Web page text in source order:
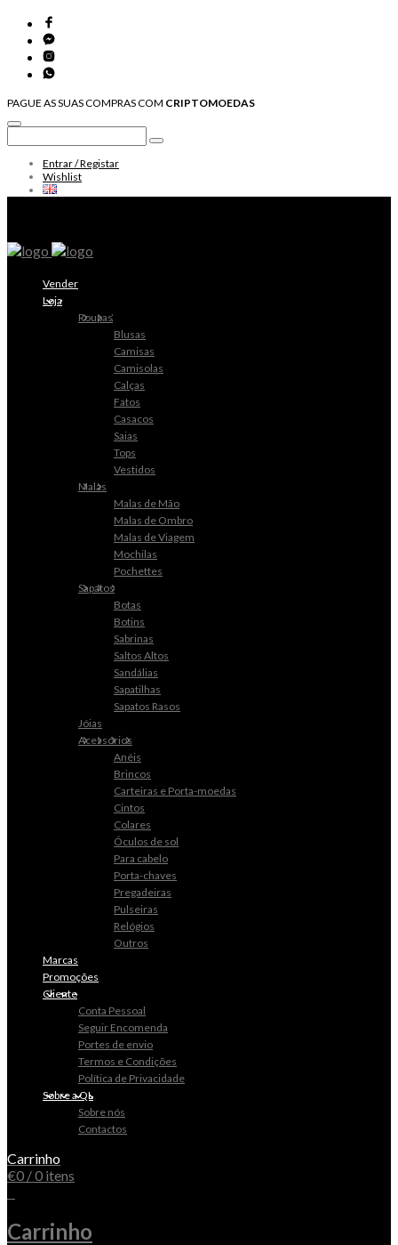
PAGUE AS SUAS COMPRAS COM CRIPTOMOEDAS
Entrar / Registar
Wishlist
Vender
Loja
Roupas
Blusas
Camisas
Camisolas
Calças
Fatos
Casacos
Saias
Tops
Vestidos
Malas
Malas de Mão
Malas de Ombro
Malas de Viagem
Mochilas
Pochettes
Sapatos
Botas
Botins
Sabrinas
Saltos Altos
Sandálias
Sapatilhas
Sapatos Rasos
Jóias
Acessórios
Anéis
Brincos
Carteiras e Porta-moedas
Cintos
Colares
Óculos de sol
Para cabelo
Porta-chaves
Pregadeiras
Pulseiras
Relógios
Outros
Marcas
Promoções
Cliente
Conta Pessoal
Seguir Encomenda
Portes de envio
Termos e Condições
Política de Privacidade
Sobre a QL
Sobre nós
Contactos
Carrinho
€0 / 0 itens
Carrinho